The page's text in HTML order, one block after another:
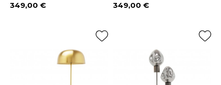
Prix
349,00 € Prix
349,00 €